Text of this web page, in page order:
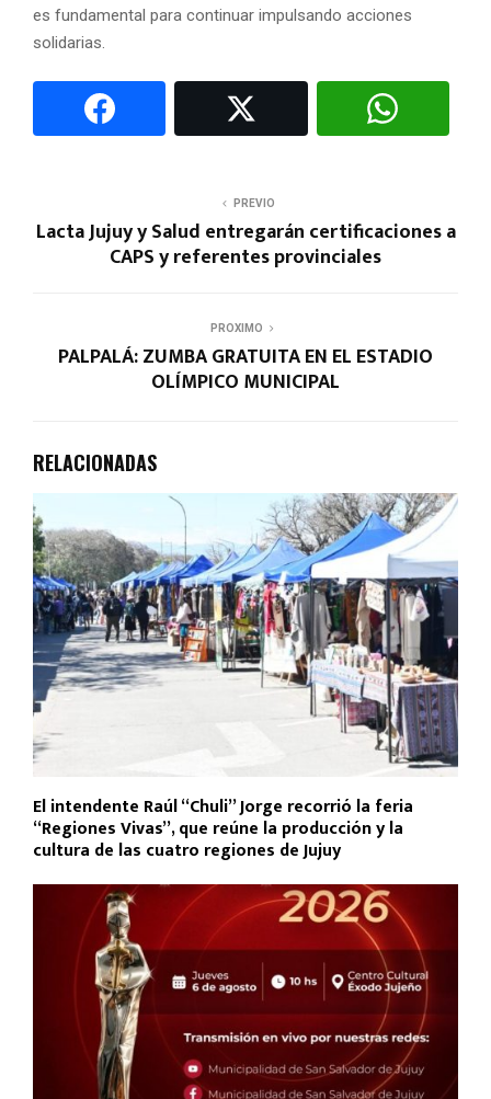
es fundamental para continuar impulsando acciones
solidarias.
PREVIO
Lacta Jujuy y Salud entregarán certificaciones a
CAPS y referentes provinciales
PROXIMO
PALPALÁ: ZUMBA GRATUITA EN EL ESTADIO
OLÍMPICO MUNICIPAL
RELACIONADAS
El intendente Raúl “Chuli” Jorge recorrió la feria
“Regiones Vivas”, que reúne la producción y la
cultura de las cuatro regiones de Jujuy